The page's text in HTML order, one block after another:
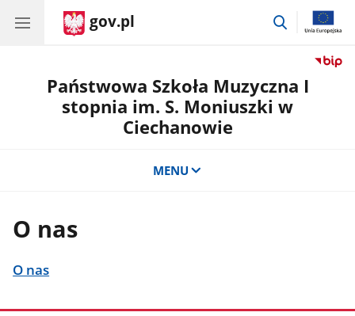
gov.pl
przejdź
Państwowa Szkoła Muzyczna I
stopnia im. S. Moniuszki w
Ciechanowie
MENU
O nas
O nas